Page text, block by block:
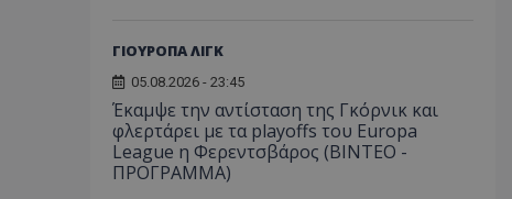
ΓΙΟΥΡΟΠΑ ΛΙΓΚ
05.08.2026 - 23:45
Έκαμψε την αντίσταση της Γκόρνικ και
φλερτάρει με τα playoffs του Europa
League η Φερεντσβάρος (ΒΙΝΤΕΟ -
ΠΡΟΓΡΑΜΜΑ)